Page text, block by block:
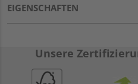
EIGENSCHAFTEN
Unsere